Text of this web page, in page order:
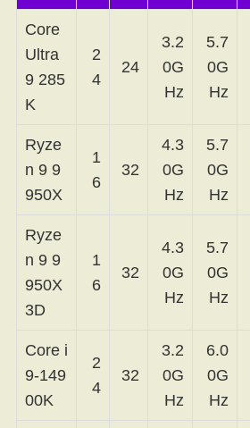
Core
Ultra
9 285
K
2
4
24
3.2
0G
Hz
5.7
0G
Hz
Ryze
n 9 9
950X
1
6
32
4.3
0G
Hz
5.7
0G
Hz
Ryze
n 9 9
950X
3D
1
6
32
4.3
0G
Hz
5.7
0G
Hz
Core i
9-149
00K
2
4
32
3.2
0G
Hz
6.0
0G
Hz